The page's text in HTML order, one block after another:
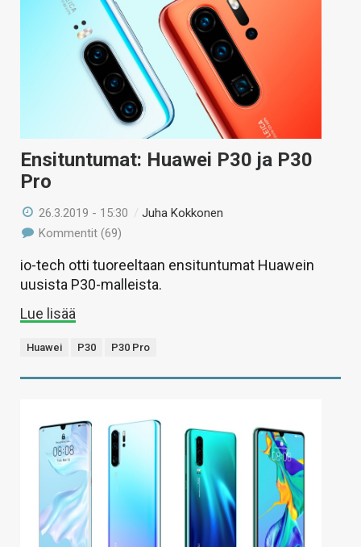
Ensituntumat: Huawei P30 ja P30
Pro
26.3.2019 - 15:30 /Juha Kokkonen
Kommentit (69)
io-tech otti tuoreeltaan ensituntumat Huawein
uusista P30-malleista.
Lue lisää
Huawei P30 P30 Pro